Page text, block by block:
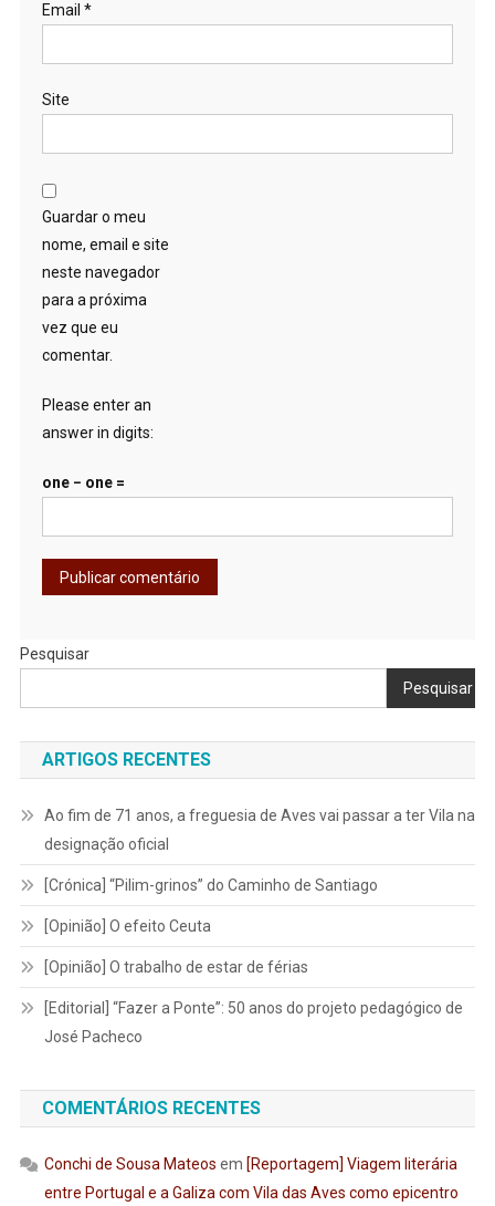
Email *
Site
Guardar o meu
nome, email e site
neste navegador
para a próxima
vez que eu
comentar.
Please enter an
answer in digits:
one − one =
Pesquisar
Pesquisar
ARTIGOS RECENTES
Ao fim de 71 anos, a freguesia de Aves vai passar a ter Vila na
designação oficial
[Crónica] “Pilim-grinos” do Caminho de Santiago
[Opinião] O efeito Ceuta
[Opinião] O trabalho de estar de férias
[Editorial] “Fazer a Ponte”: 50 anos do projeto pedagógico de
José Pacheco
COMENTÁRIOS RECENTES
Conchi de Sousa Mateos em [Reportagem] Viagem literária
entre Portugal e a Galiza com Vila das Aves como epicentro